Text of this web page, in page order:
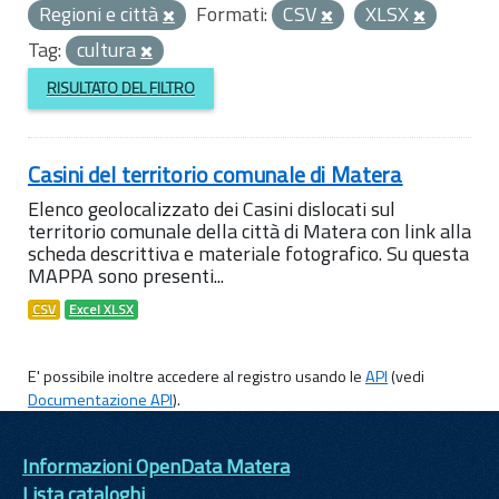
Regioni e città
Formati: CSV
XLSX
Tag: cultura
RISULTATO DEL FILTRO
Casini del territorio comunale di Matera
Elenco geolocalizzato dei Casini dislocati sul
territorio comunale della città di Matera con link alla
scheda descrittiva e materiale fotografico. Su questa
MAPPA sono presenti...
CSV Excel XLSX
E' possibile inoltre accedere al registro usando leAPI(vedi
Documentazione API).
Informazioni OpenData Matera